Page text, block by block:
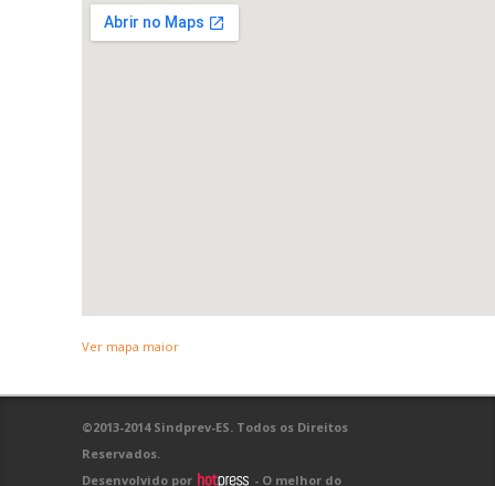
Ver mapa maior
©2013-2014 Sindprev-ES. Todos os Direitos
Reservados.
Desenvolvido por
- O melhor do